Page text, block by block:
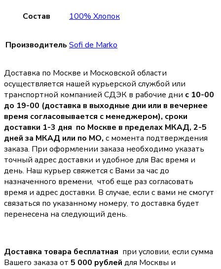
Состав 100% Хлопок
Производитель Sofi de Marko
Доставка по Москве и Московской области
осуществляется нашей курьерской службой или
транспортной компанией СДЭК в рабочие дни с 10-00
до 19-00 (доставка в выходные дни или в вечернее
время согласовывается с менеджером), сроки
доставки 1-3 дня по Москве в пределах МКАД, 2-5
дней за МКАД или по МО, с момента подтверждения
заказа. При оформлении заказа необходимо указать
точный адрес доставки и удобное для Вас время и
день. Наш курьер свяжется с Вами за час до
назначенного времени, чтоб еще раз согласовать
время и адрес доставки. В случае, если с вами не смогут
связаться по указанному номеру, то доставка будет
перенесена на следующий день.
Доставка товара бесплатная при условии, если сумма
Вашего заказа от 5 000 рублей для Москвы и